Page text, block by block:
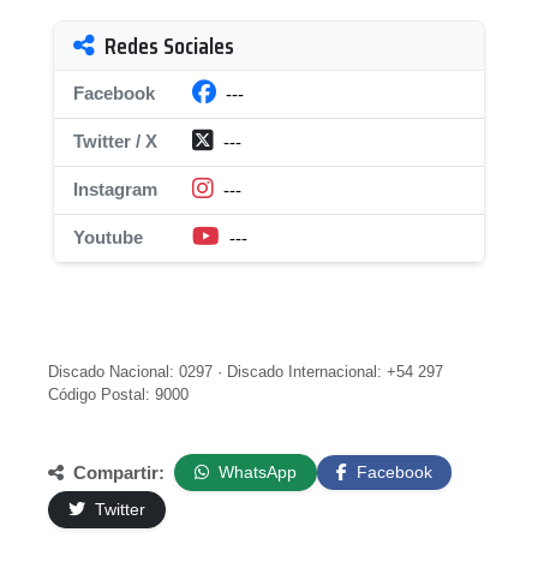
Redes Sociales
Facebook ---
Twitter / X ---
Instagram ---
Youtube ---
Discado Nacional: 0297 · Discado Internacional: +54 297
Código Postal: 9000
Compartir: WhatsApp
Facebook
Twitter